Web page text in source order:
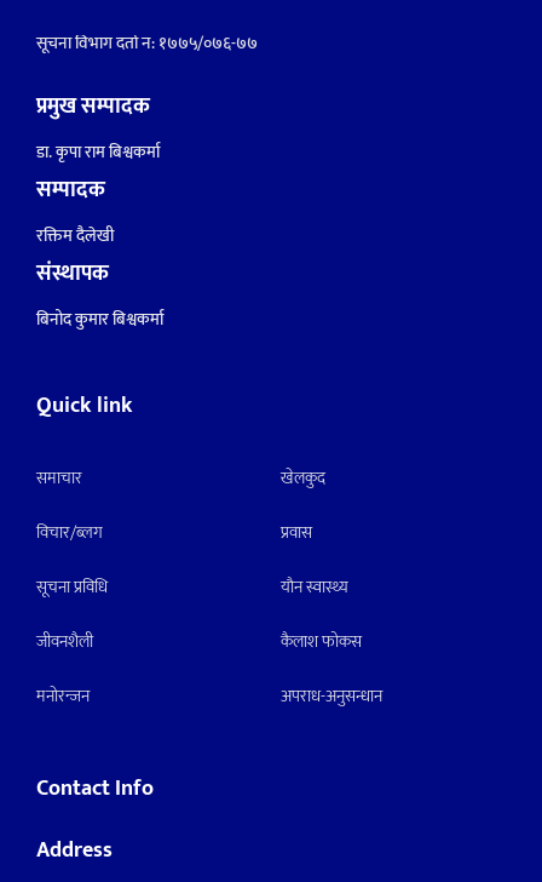
सूचना विभाग दर्ता नं: १७७५/०७६-७७
प्रमुख सम्पादक
डा. कृपा राम बिश्वकर्मा
सम्पादक
रक्तिम दैलेखी
संस्थापक
बिनोद कुमार बिश्वकर्मा
Quick link
समाचार
विचार/ब्लग
सूचना प्रविधि
जीवनशैली
मनाेरन्जन
खेलकुद
प्रवास
याैन स्वास्थ्य
कैलाश फोकस
अपराध-अनुसन्धान
Contact Info
Address